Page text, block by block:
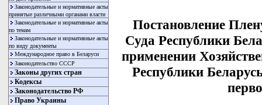
Законодательные и нормативные акты
принятые различными органами власти
Законодательные и нормативные акты
по темам
Законодательные и нормативные акты
по виду документы
Международное право в Беларуси
Законодательство СССР
Законы других стран
Кодексы
Законодательство РФ
Право Украины
Постановление
Суда Республики
применении
Республики